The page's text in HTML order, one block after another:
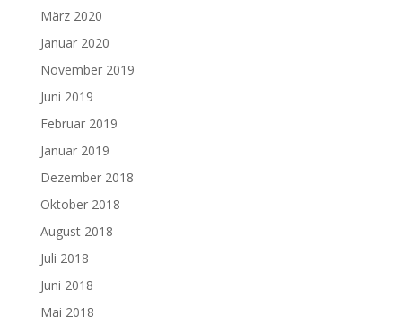
März 2020
Januar 2020
November 2019
Juni 2019
Februar 2019
Januar 2019
Dezember 2018
Oktober 2018
August 2018
Juli 2018
Juni 2018
Mai 2018